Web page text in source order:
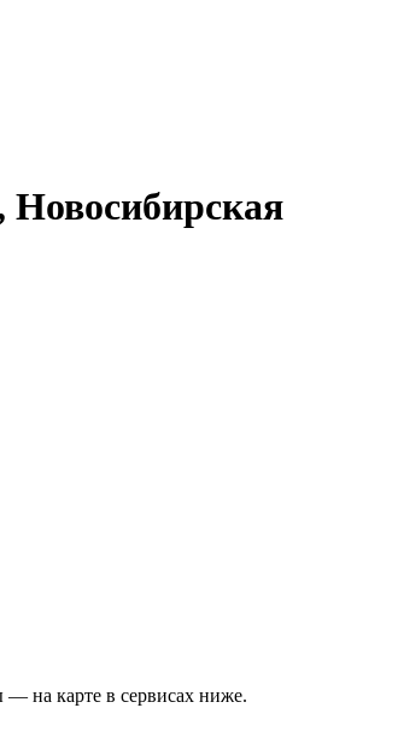
на карте в сервисах ниже.